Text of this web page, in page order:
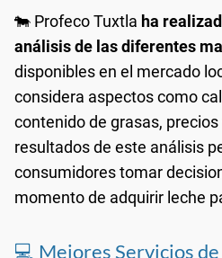
🐄 Profeco Tuxtla ha
análisis de las diferentes
disponibles en el mercado
considera aspectos como
contenido de grasas,
resultados de este análisis
consumidores tomar
momento de adquirir leche
💻 Mejores Servicios